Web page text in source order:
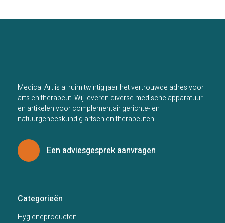
(100)
Medical Art is al ruim twintig jaar het vertrouwde adres voor
arts en therapeut. Wij leveren diverse medische apparatuur
en artikelen voor complementair gerichte- en
natuurgeneeskundig artsen en therapeuten.
Een adviesgesprek aanvragen
Categorieën
Hygiëneproducten